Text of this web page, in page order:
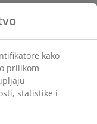
kako
prilikom
statistike i